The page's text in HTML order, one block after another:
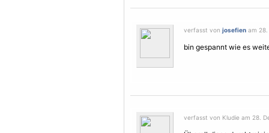
verfasst von josefien am 28.
bin gespannt wie es
verfasst von Kludie am 28.